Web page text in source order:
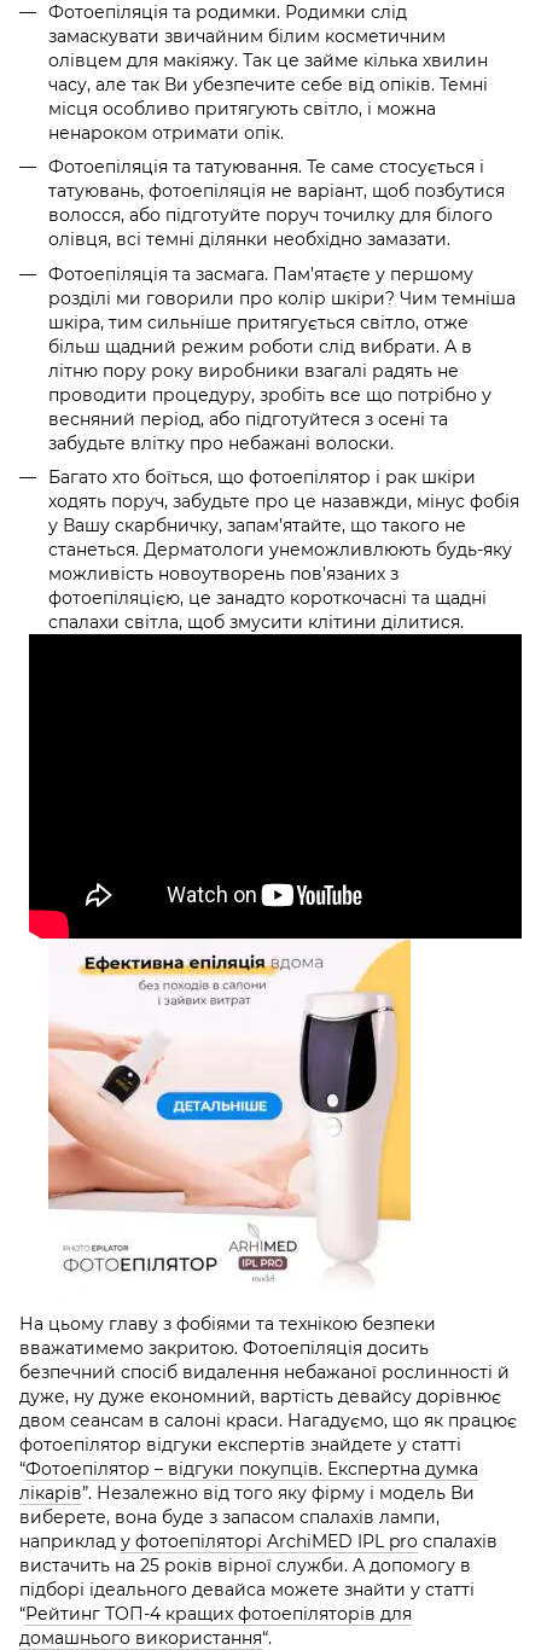
Фотоепіляція та родимки. Родимки слід
замаскувати звичайним білим косметичним
олівцем для макіяжу. Так це займе кілька хвилин
часу, але так Ви убезпечите себе від опіків. Темні
місця особливо притягують світло, і можна
ненароком отримати опік.
Фотоепіляція та татуювання. Те саме стосується і
татуювань, фотоепіляція не варіант, щоб позбутися
волосся, або підготуйте поруч точилку для білого
олівця, всі темні ділянки необхідно замазати.
Фотоепіляція та засмага. Пам’ятаєте у першому
розділі ми говорили про колір шкіри? Чим темніша
шкіра, тим сильніше притягується світло, отже
більш щадний режим роботи слід вибрати. А в
літню пору року виробники взагалі радять не
проводити процедуру, зробіть все що потрібно у
весняний період, або підготуйтеся з осені та
забудьте влітку про небажані волоски.
Багато хто боїться, що фотоепілятор і рак шкіри
ходять поруч, забудьте про це назавжди, мінус фобія
у Вашу скарбничку, запам’ятайте, що такого не
станеться. Дерматологи унеможливлюють будь-яку
можливість новоутворень пов’язаних з
фотоепіляцією, це занадто короткочасні та щадні
спалахи світла, щоб змусити клітини ділитися.
На цьому главу з фобіями та технікою безпеки
вважатимемо закритою. Фотоепіляція досить
безпечний спосіб видалення небажаної рослинності й
дуже, ну дуже економний, вартість девайсу дорівнює
двом сеансам в салоні краси. Нагадуємо, що як працює
фотоепілятор відгуки експертів знайдете у статті
“Фотоепілятор – відгуки покупців. Експертна думка
лікарів”. Незалежно від того яку фірму і модель Ви
виберете, вона буде з запасом спалахів лампи,
наприклад у фотоепіляторі ArchiMED IPL pro спалахів
вистачить на 25 років вірної служби. А допомогу в
підборі ідеального девайса можете знайти у статті
“Рейтинг ТОП-4 кращих фотоепіляторів для
домашнього використання“.